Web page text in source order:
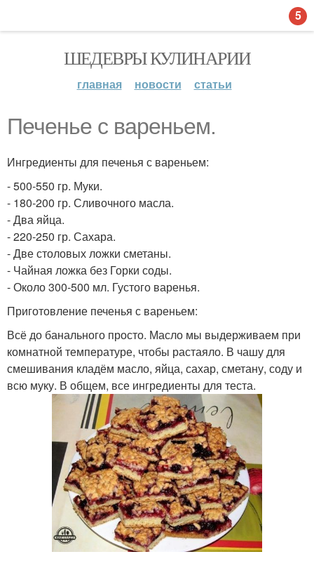
ШЕДЕВРЫ КУЛИНАРИИ
главная новости статьи
Печенье с вареньем.
Ингредиенты для печенья с вареньем:
- 500-550 гр. Муки.
- 180-200 гр. Сливочного масла.
- Два яйца.
- 220-250 гр. Сахара.
- Две столовых ложки сметаны.
- Чайная ложка без Горки соды.
- Около 300-500 мл. Густого варенья.
Приготовление печенья с вареньем:
Всё до банального просто. Масло мы выдерживаем при
комнатной температуре, чтобы растаяло. В чашу для
смешивания кладём масло, яйца, сахар, сметану, соду и
всю муку. В общем, все ингредиенты для теста.
5